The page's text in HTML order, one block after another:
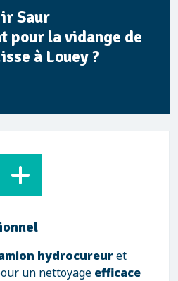
Saur
pour la vidange de
à Louey ?
hydrocureuret
un nettoyage efficace